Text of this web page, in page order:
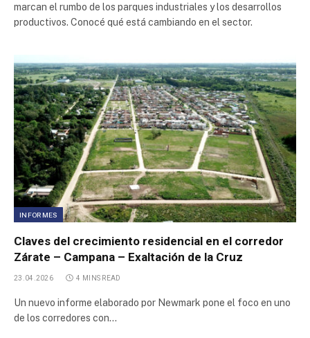
marcan el rumbo de los parques industriales y los desarrollos
productivos. Conocé qué está cambiando en el sector.
INFORMES
Claves del crecimiento residencial en el corredor
Zárate – Campana – Exaltación de la Cruz
23.04.2026 4 MINS READ
Un nuevo informe elaborado por Newmark pone el foco en uno
de los corredores con…